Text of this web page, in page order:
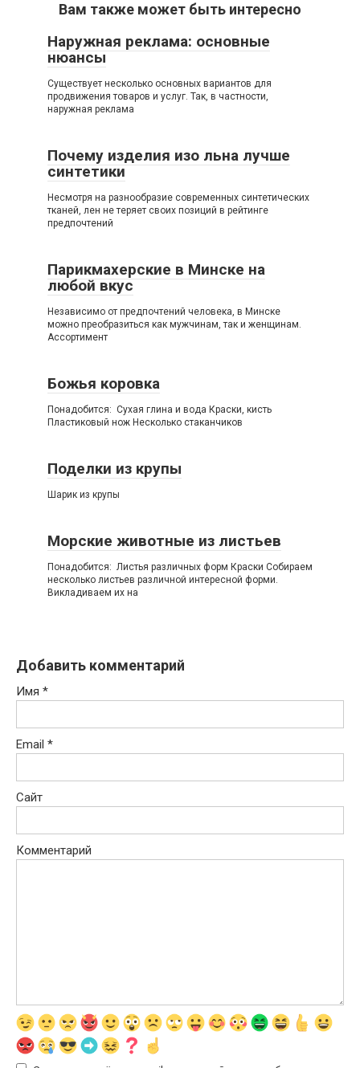
Вам также может быть интересно
Наружная реклама: основные
нюансы
Существует несколько основных вариантов для
продвижения товаров и услуг. Так, в частности,
наружная реклама
Почему изделия изо льна лучше
синтетики
Несмотря на разнообразие современных синтетических
тканей, лен не теряет своих позиций в рейтинге
предпочтений
Парикмахерские в Минске на
любой вкус
Независимо от предпочтений человека, в Минске
можно преобразиться как мужчинам, так и женщинам.
Ассортимент
Божья коровка
Понадобится: Сухая глина и вода Краски, кисть
Пластиковый нож Несколько стаканчиков
Поделки из крупы
Шарик из крупы
Морские животные из листьев
Понадобится: Листья различных форм Краски Собираем
несколько листьев различной интересной форми.
Викладиваем их на
Добавить комментарий
Имя *
Email *
Сайт
Комментарий